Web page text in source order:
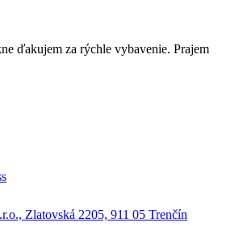
ďakujem za rýchle vybavenie. Prajem
Zlatovská 2205, 911 05 Trenčín